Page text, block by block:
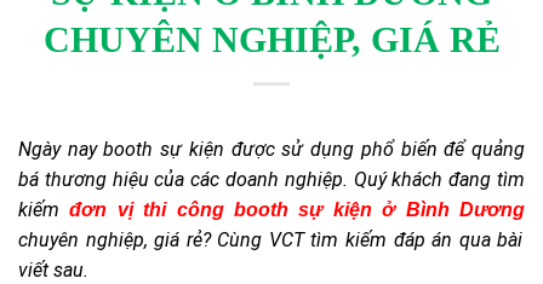
CHUYÊN NGHIỆP, GIÁ RẺ
Ngày nay booth sự kiện được sử dụng phổ biến để quảng
bá thương hiệu của các doanh nghiệp. Quý khách đang tìm
kiếmđơn vị thi công booth sự kiện ở Bình Dương
chuyên nghiệp, giá rẻ? Cùng VCT tìm kiếm đáp án qua bài
viết sau.